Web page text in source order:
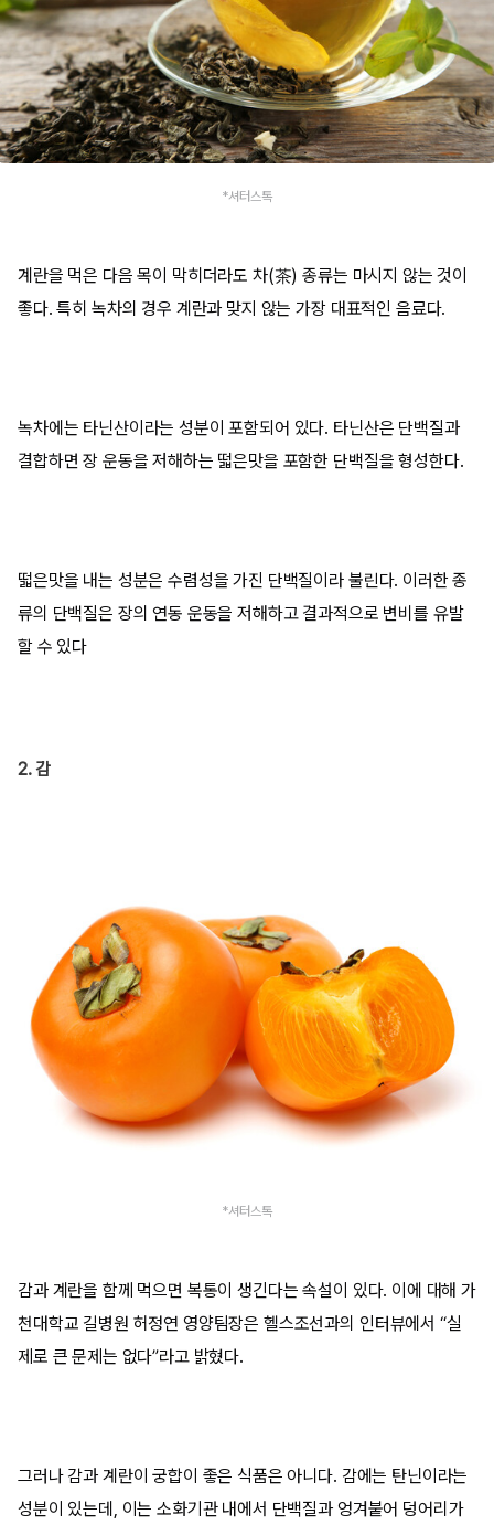
*셔터스톡
계란을 먹은 다음 목이 막히더라도 차(茶) 종류는 마시지 않는 것이
좋다. 특히 녹차의 경우 계란과 맞지 않는 가장 대표적인 음료다.
녹차에는 타닌산이라는 성분이 포함되어 있다. 타닌산은 단백질과
결합하면 장 운동을 저해하는 떫은맛을 포함한 단백질을 형성한다.
떫은맛을 내는 성분은 수렴성을 가진 단백질이라 불린다. 이러한 종
류의 단백질은 장의 연동 운동을 저해하고 결과적으로 변비를 유발
할 수 있다
2. 감
*셔터스톡
감과 계란을 함께 먹으면 복통이 생긴다는 속설이 있다. 이에 대해 가
천대학교 길병원 허정연 영양팀장은 헬스조선과의 인터뷰에서 “실
제로 큰 문제는 없다”라고 밝혔다.
그러나 감과 계란이 궁합이 좋은 식품은 아니다. 감에는 탄닌이라는
성분이 있는데, 이는 소화기관 내에서 단백질과 엉겨붙어 덩어리가